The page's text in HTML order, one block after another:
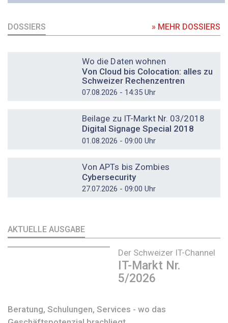
DOSSIERS » MEHR DOSSIERS
Wo die Daten wohnen
Von Cloud bis Colocation: alles zu
Schweizer Rechenzentren
07.08.2026 - 14:35 Uhr
Beilage zu IT-Markt Nr. 03/2018
Digital Signage Special 2018
01.08.2026 - 09:00 Uhr
Von APTs bis Zombies
Cybersecurity
27.07.2026 - 09:00 Uhr
AKTUELLE AUSGABE
Der Schweizer IT-Channel
IT-Markt Nr.
5/2026
Beratung, Schulungen, Services - wo das